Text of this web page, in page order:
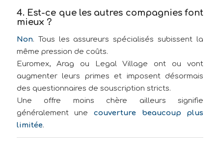
4. Est-ce que les autres compagnies font
mieux ?
Non. Tous les assureurs spécialisés subissent la
même pression de coûts.
Euromex, Arag ou Legal Village ont ou vont
augmenter leurs primes et imposent désormais
des questionnaires de souscription stricts.
Une offre moins chère ailleurs signifie
généralement une couverture beaucoup plus
limitée.